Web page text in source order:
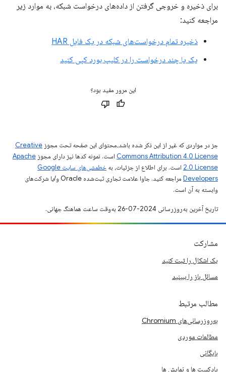
برای ذخیره و خروجی گرفتن از داده‌های درخواست شبکه، به موارد زیر
مراجعه کنید:
ذخیره تمام درخواست‌های شبکه در یک فایل HAR
یک یا چند درخواست را در کلیپ بورد کپی کنید
این مرور مفید بود؟
جز در مواردی که غیر از این ذکر شده باشد،‌محتوای این صفحه تحت مجوز Creative
Commons Attribution 4.0 License است. نمونه کدها نیز دارای مجوز Apache
2.0 License است. برای اطلاع از جزئیات، به
خطمشی‌های سایت Google
Developers‏
مراجعه کنید. جاوا علامت تجاری ثبت‌شده Oracle و/یا شرکت‌های
وابسته به آن است.
تاریخ آخرین به‌روزرسانی 2024-07-26 به‌وقت ساعت هماهنگ جهانی.
مشارکت
یک اشکال را ثبت کنید
مسائل باز را ببینید
مطالب مرتبط
به‌روزرسانی‌های Chromium
مطالعات موردی
بایگانی
پادکست ها و نمایش ها